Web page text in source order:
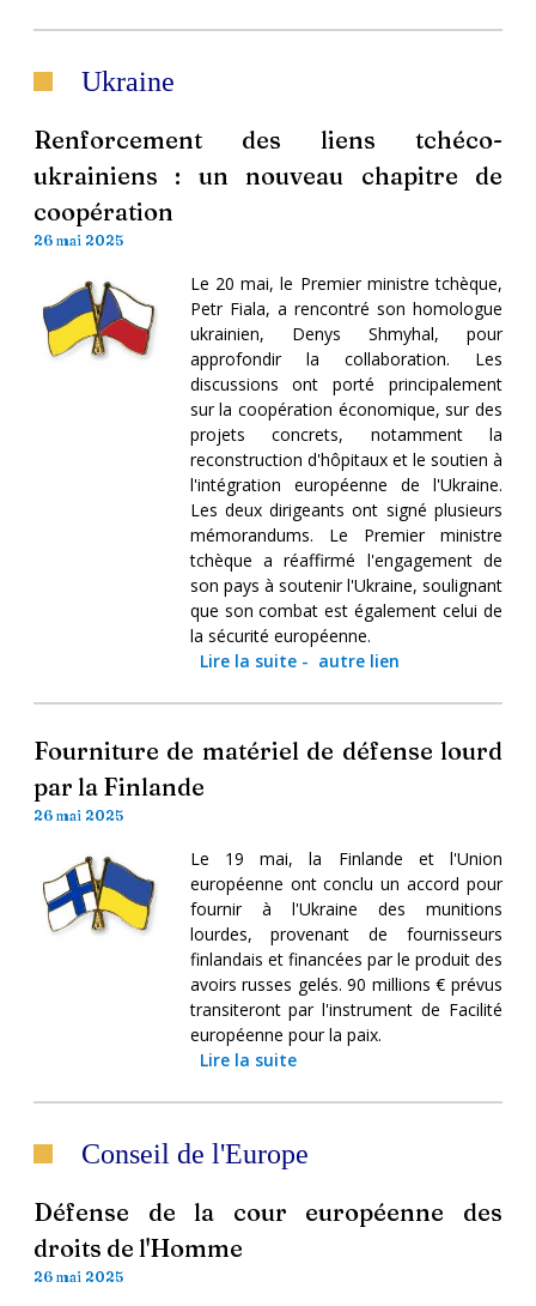
Ukraine
Renforcement des liens tchéco-
ukrainiens : un nouveau chapitre de
coopération
26 mai 2025
Le 20 mai, le Premier ministre tchèque,
Petr Fiala, a rencontré son homologue
ukrainien, Denys Shmyhal, pour
approfondir la collaboration. Les
discussions ont porté principalement
sur la coopération économique, sur des
projets concrets, notamment la
reconstruction d'hôpitaux et le soutien à
l'intégration européenne de l'Ukraine.
Les deux dirigeants ont signé plusieurs
mémorandums. Le Premier ministre
tchèque a réaffirmé l'engagement de
son pays à soutenir l'Ukraine, soulignant
que son combat est également celui de
la sécurité européenne.
Lire la suite- autre lien
Fourniture de matériel de défense lourd
par la Finlande
26 mai 2025
Le 19 mai, la Finlande et l'Union
européenne ont conclu un accord pour
fournir à l'Ukraine des munitions
lourdes, provenant de fournisseurs
finlandais et financées par le produit des
avoirs russes gelés. 90 millions € prévus
transiteront par l'instrument de Facilité
européenne pour la paix.
Lire la suite
Conseil de l'Europe
Défense de la cour européenne des
droits de l'Homme
26 mai 2025